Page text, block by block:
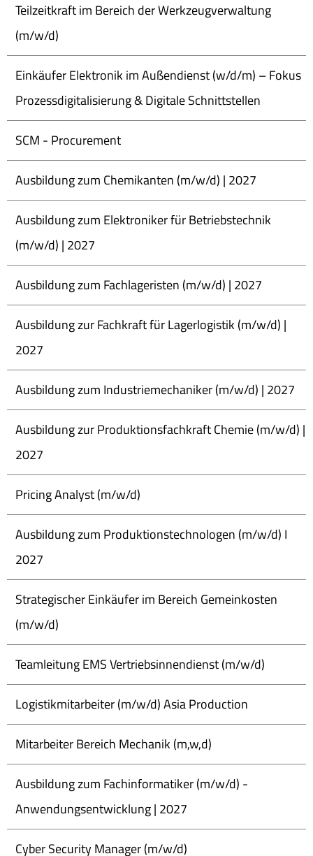
Teilzeitkraft im Bereich der Werkzeugverwaltung
(m/w/d)
Einkäufer Elektronik im Außendienst (w/d/m) – Fokus
Prozessdigitalisierung & Digitale Schnittstellen
SCM - Procurement
Ausbildung zum Chemikanten (m/w/d) | 2027
Ausbildung zum Elektroniker für Betriebstechnik
(m/w/d) | 2027
Ausbildung zum Fachlageristen (m/w/d) | 2027
Ausbildung zur Fachkraft für Lagerlogistik (m/w/d) |
2027
Ausbildung zum Industriemechaniker (m/w/d) | 2027
Ausbildung zur Produktionsfachkraft Chemie (m/w/d) |
2027
Pricing Analyst (m/w/d)
Ausbildung zum Produktionstechnologen (m/w/d) I
2027
Strategischer Einkäufer im Bereich Gemeinkosten
(m/w/d)
Teamleitung EMS Vertriebsinnendienst (m/w/d)
Logistikmitarbeiter (m/w/d) Asia Production
Mitarbeiter Bereich Mechanik (m,w,d)
Ausbildung zum Fachinformatiker (m/w/d) -
Anwendungsentwicklung | 2027
Cyber Security Manager (m/w/d)